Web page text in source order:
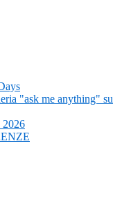
"ask me anything" su